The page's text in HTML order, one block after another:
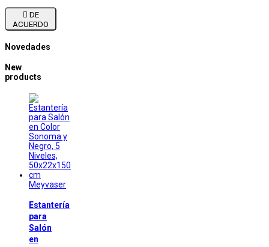

ACUERDO
Novedades
New
products
Meyvaser
Estantería
para
Salón
en